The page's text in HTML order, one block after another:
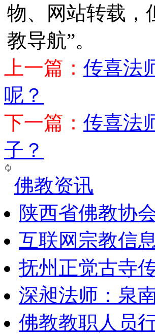
物、网站转载，
教导航”。
上一篇： 传喜法
呢？
下一篇： 传喜法
子？
佛教资讯
陕西省佛教协
互联网宗教信
抚州正觉古寺
深昶法师：泉
佛教教职人员